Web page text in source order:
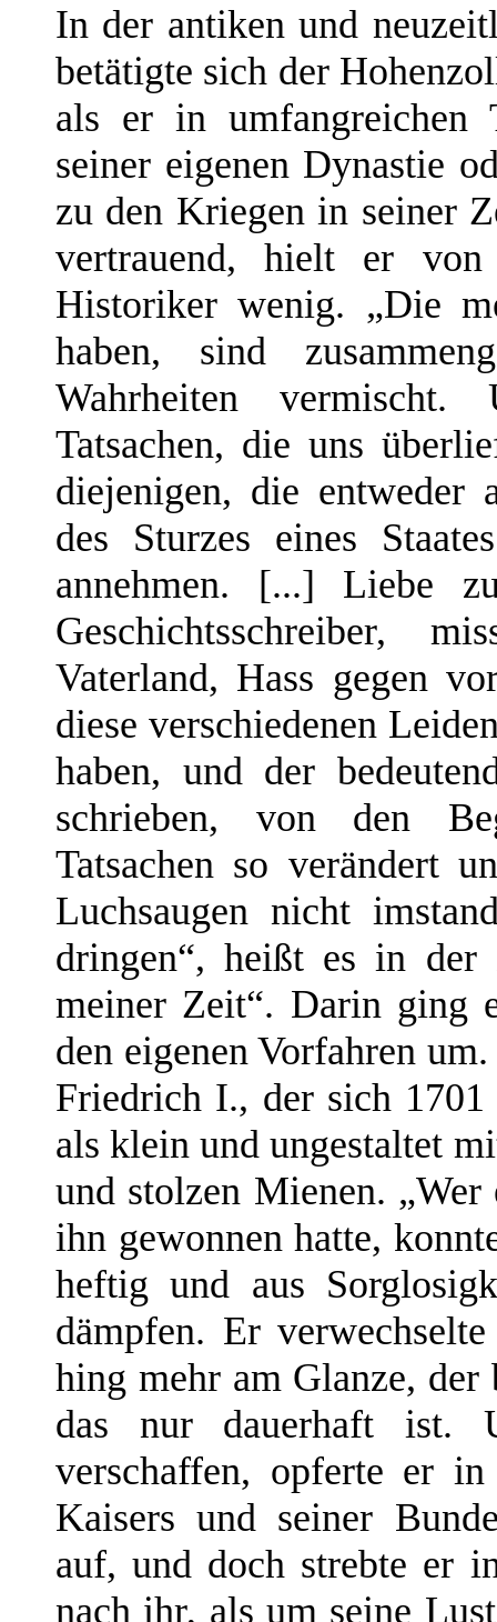
In der antiken und
betätigte sich der
als er in umfangreichen
seiner eigenen Dynastie
zu den Kriegen in seiner
vertrauend, hielt er von
Historiker wenig. „Die
haben, sind
Wahrheiten
Tatsachen, die uns
diejenigen, die entweder
des Sturzes eines
annehmen. [...] Liebe
Geschichtsschreiber,
Vaterland, Hass gegen
diese verschiedenen
haben, und der
schrieben, von den
Tatsachen so verändert
Luchsaugen nicht
dringen“, heißt es in der
meiner Zeit“. Darin ging
den eigenen Vorfahren
Friedrich I., der sich
als klein und ungestaltet
und stolzen Mienen.
ihn gewonnen hatte,
heftig und aus
dämpfen. Er
hing mehr am Glanze,
das nur dauerhaft ist.
verschaffen, opferte er
Kaisers und seiner
auf, und doch strebte er
nach ihr, als um seine